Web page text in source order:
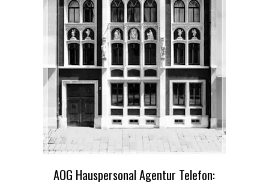
AOG Hauspersonal Agentur Telefon: